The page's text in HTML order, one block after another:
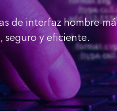
de interfaz hombre-
seguro y eficiente.